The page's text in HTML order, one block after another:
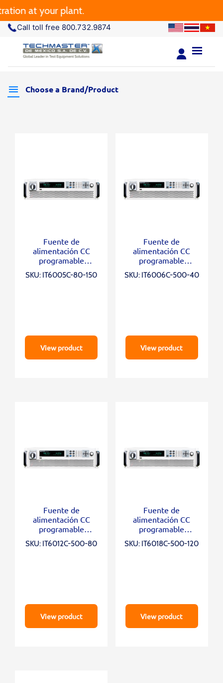
at your plant.
Call toll free 800.732.9874
Fuente de
alimentación CC
programable
bidireccional IT6005C-
80-150
SKU: IT6005C-80-150
View product
Fuente de
alimentación CC
programable
bidireccional IT6006C-
500-40
SKU: IT6006C-500-40
View product
Fuente de
alimentación CC
programable
bidireccional IT6012C-
500-80
SKU: IT6012C-500-80
View product
Fuente de
alimentación CC
programable
bidireccional IT6018C-
500-120
SKU: IT6018C-500-120
View product
Choose a Brand/Product